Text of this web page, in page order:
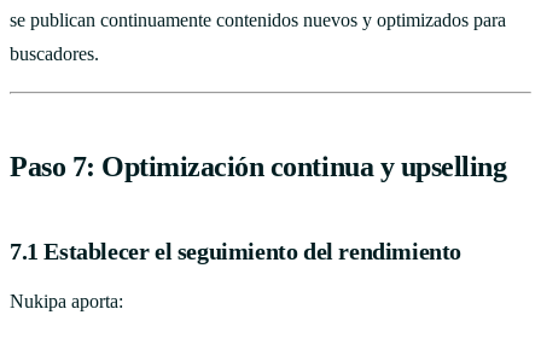
se publican continuamente contenidos nuevos y optimizados para
buscadores.
Paso 7: Optimización continua y upselling
7.1 Establecer el seguimiento del rendimiento
Nukipa aporta: